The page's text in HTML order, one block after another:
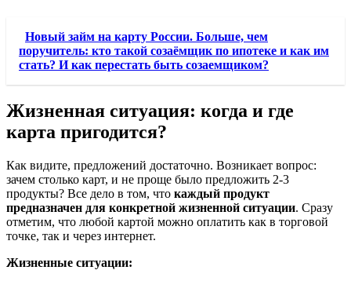
Новый займ на карту России. Больше, чем
поручитель: кто такой созаёмщик по ипотеке и как им
стать? И как перестать быть созаемщиком?
Жизненная ситуация: когда и где
карта пригодится?
Как видите, предложений достаточно. Возникает вопрос:
зачем столько карт, и не проще было предложить 2-3
продукты? Все дело в том, что каждый продукт
предназначен для конкретной жизненной ситуации. Сразу
отметим, что любой картой можно оплатить как в торговой
точке, так и через интернет.
Жизненные ситуации: